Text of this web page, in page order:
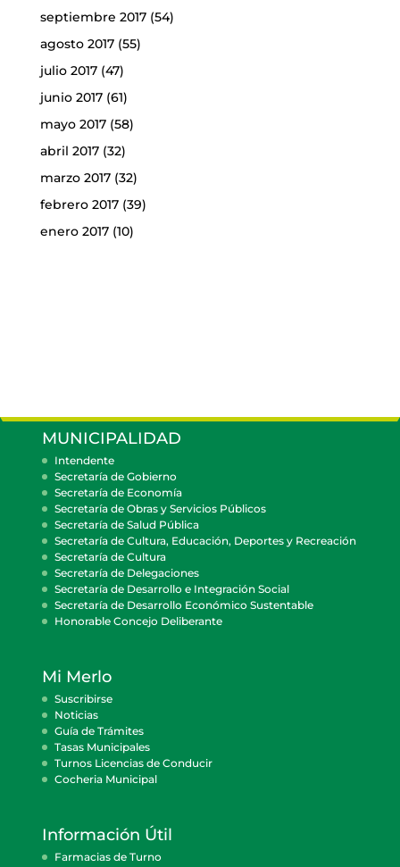
septiembre 2017(54)
agosto 2017(55)
julio 2017(47)
junio 2017(61)
mayo 2017(58)
abril 2017(32)
marzo 2017(32)
febrero 2017(39)
enero 2017(10)
MUNICIPALIDAD
Intendente
Secretaría de Gobierno
Secretaría de Economía
Secretaría de Obras y Servicios Públicos
Secretaría de Salud Pública
Secretaría de Cultura, Educación, Deportes y Recreación
Secretaría de Cultura
Secretaría de Delegaciones
Secretaría de Desarrollo e Integración Social
Secretaría de Desarrollo Económico Sustentable
Honorable Concejo Deliberante
Mi Merlo
Suscribirse
Noticias
Guía de Trámites
Tasas Municipales
Turnos Licencias de Conducir
Cocheria Municipal
Información Útil
Farmacias de Turno